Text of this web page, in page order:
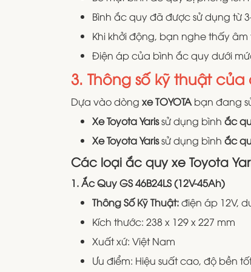
Bình ắc quy đã được sử dụng từ
Khi khởi động, bạn nghe thấy
Điện áp của bình ắc quy dưới
3. Thông số kỹ thuật
Dựa vào dòng xe TOYOTA bạn đang
Xe Toyota Yarissử dụng bình ắc
Xe Toyota Yarissử dụng bình ắc
Các loại ắc quy xe Toyota
1. Ắc Quy GS 46B24LS (12V-45Ah)
Thông Số Kỹ Thuật:điện áp 12V,
Kích thước: 238 x 129 x 227 mm
Xuất xứ: Việt Nam
Ưu điểm: Hiệu suất cao, độ bền